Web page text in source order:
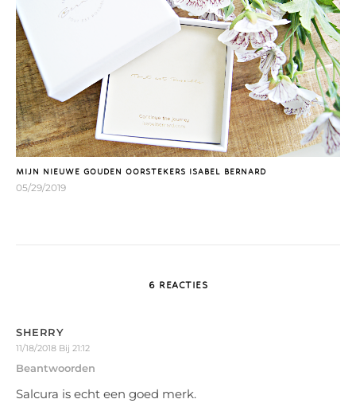
MIJN NIEUWE GOUDEN OORSTEKERS ISABEL BERNARD
05/29/2019
6 REACTIES
SHERRY
11/18/2018 Bij 21:12
Beantwoorden
Salcura is echt een goed merk.